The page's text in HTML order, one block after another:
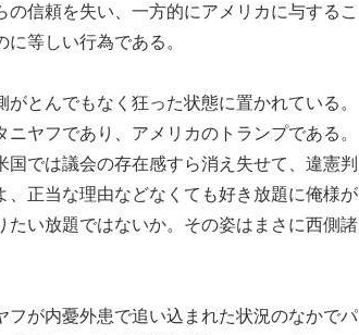
信頼を失い、一方的にアメリカに与するこ
等しい行為である。
とんでもなく狂った状態に置かれている。
ヤフであり、アメリカのトランプである。
では議会の存在感すら消え失せて、違憲判
正当な理由などなくても好き放題に俺様が
い放題ではないか。その姿はまさに西側諸
が内憂外患で追い込まれた状況のなかでパ